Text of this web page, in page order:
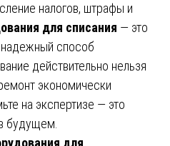
налогов, штрафы и
для списания — это
способ
действительно нельзя
экономически
на экспертизе — это
будущем.
для